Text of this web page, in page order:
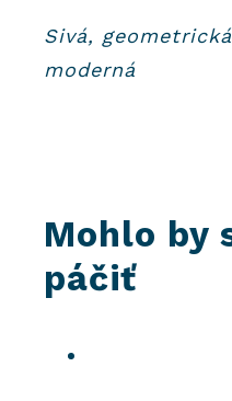
Sivá,
moderná
Mohlo by
páčiť